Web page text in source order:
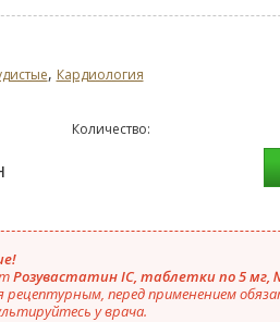
, Кардиология
Количество:
Розувастатин IC, таблетки по 5 мг,
рецептурным, перед применением
у врача.